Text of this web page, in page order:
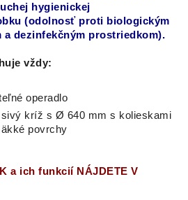
hygienickej
(odolnosť proti biologickým
a dezinfekčným prostriedkom).
vždy:
operadlo
sivý kríž s Ø 640 mm s kolieskami
povrchy
a ich funkcií NÁJDETE V